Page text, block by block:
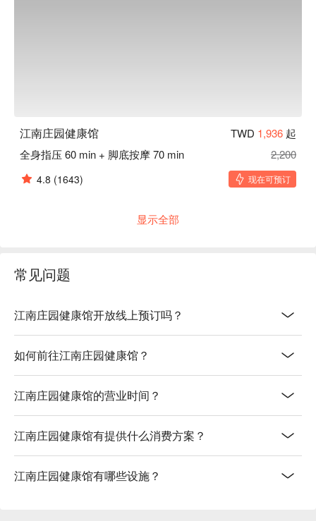
江南庄园健康馆 TWD 1,936 起
全身指压 60 min + 脚底按摩 70 min
2,200
4.8 (1643) 现在可预订
显示全部
常见问题
江南庄园健康馆开放线上预订吗？
如何前往江南庄园健康馆？
江南庄园健康馆的营业时间？
江南庄园健康馆有提供什么消费方案？
江南庄园健康馆有哪些设施？